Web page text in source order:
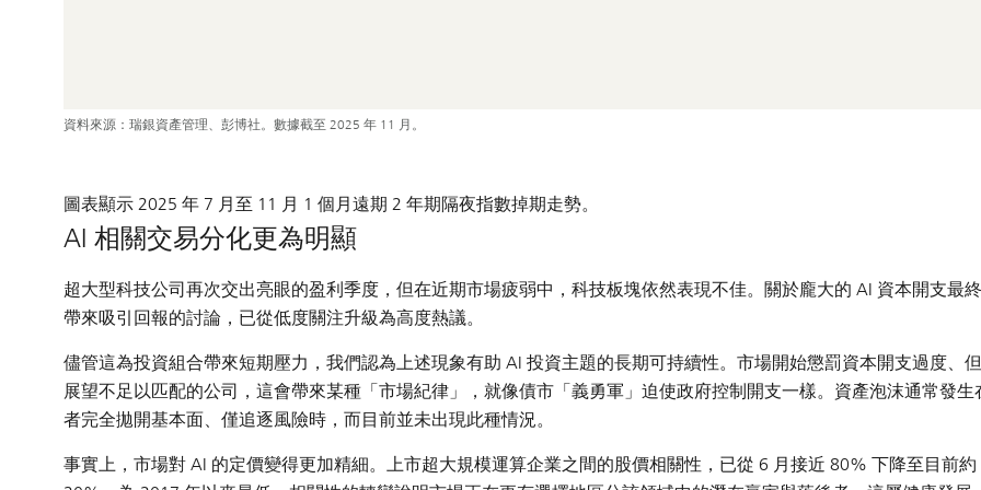
資料來源：瑞銀資產管理、彭博社。數據截至 2025 年 11 月。
圖表顯示 2025 年 7 月至 11 月 1 個月遠期 2 年期隔夜指數掉期走勢。
AI 相關交易分化更為明顯
超大型科技公司再次交出亮眼的盈利季度，但在近期市場疲弱中，科技板塊依然表現不佳。關於龐大的 AI 資本開支最
帶來吸引回報的討論，已從低度關注升級為高度熱議。
儘管這為投資組合帶來短期壓力，我們認為上述現象有助 AI 投資主題的長期可持續性。市場開始懲罰資本開支過度、
展望不足以匹配的公司，這會帶來某種「市場紀律」，就像債市「義勇軍」迫使政府控制開支一樣。資產泡沫通常發生
者完全拋開基本面、僅追逐風險時，而目前並未出現此種情況。
事實上，市場對 AI 的定價變得更加精細。上市超大規模運算企業之間的股價相關性，已從 6 月接近 80% 下降至目前約